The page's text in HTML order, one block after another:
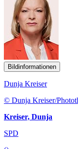
Bildinformationen
Dunja Kreiser
© Dunja Kreiser/
Kreiser, Dunja
SPD